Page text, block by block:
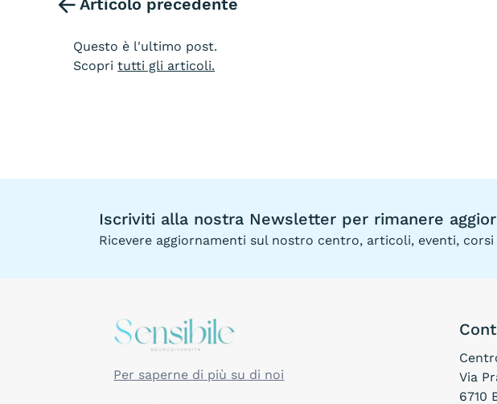
Articolo precedente
Questo è l'ultimo post.
Scopritutti gli articoli.
Iscriviti alla nostra Newsletter per rimanere
Ricevere aggiornamenti sul nostro centro, articoli, eventi,
Per saperne di più su di noi
Via
6710